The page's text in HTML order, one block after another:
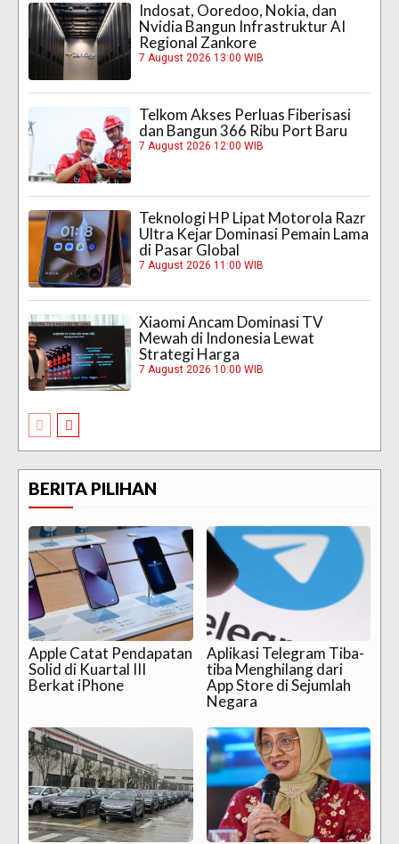
Indosat, Ooredoo, Nokia, dan
Nvidia Bangun Infrastruktur AI
Regional Zankore
7 August 2026 13:00 WIB
Telkom Akses Perluas Fiberisasi
dan Bangun 366 Ribu Port Baru
7 August 2026 12:00 WIB
Teknologi HP Lipat Motorola Razr
Ultra Kejar Dominasi Pemain Lama
di Pasar Global
7 August 2026 11:00 WIB
Xiaomi Ancam Dominasi TV
Mewah di Indonesia Lewat
Strategi Harga
7 August 2026 10:00 WIB
BERITA PILIHAN
Apple Catat Pendapatan
Solid di Kuartal III
Berkat iPhone
Aplikasi Telegram Tiba-
tiba Menghilang dari
App Store di Sejumlah
Negara